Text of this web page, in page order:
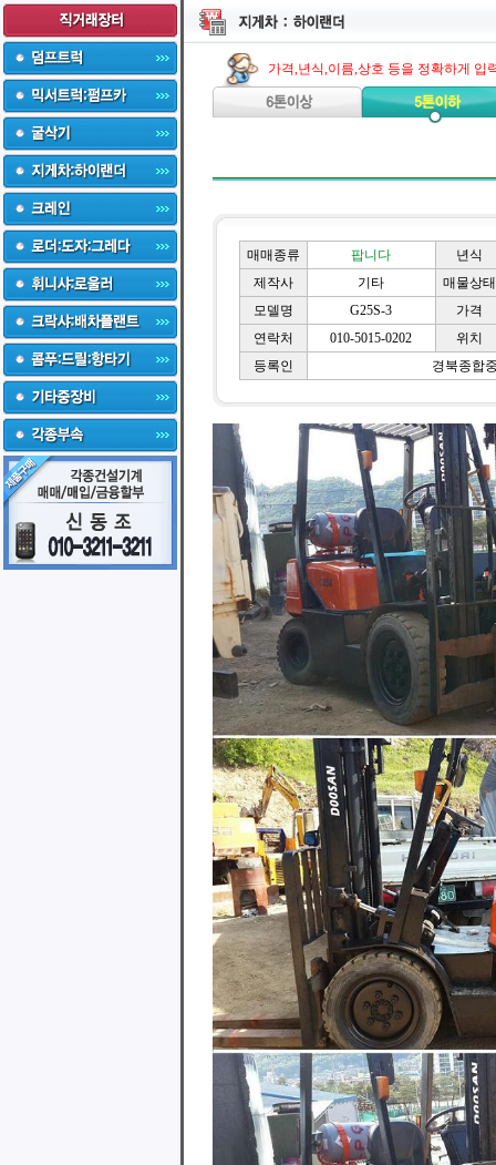
가격,년식,이름,상호 등을 정확하게 입
매매종류 팝니다
년식
제작사
기타
매물상태
모델명
G25S-3
가격
연락처
010-5015-0202
위치
등록인
경북종합